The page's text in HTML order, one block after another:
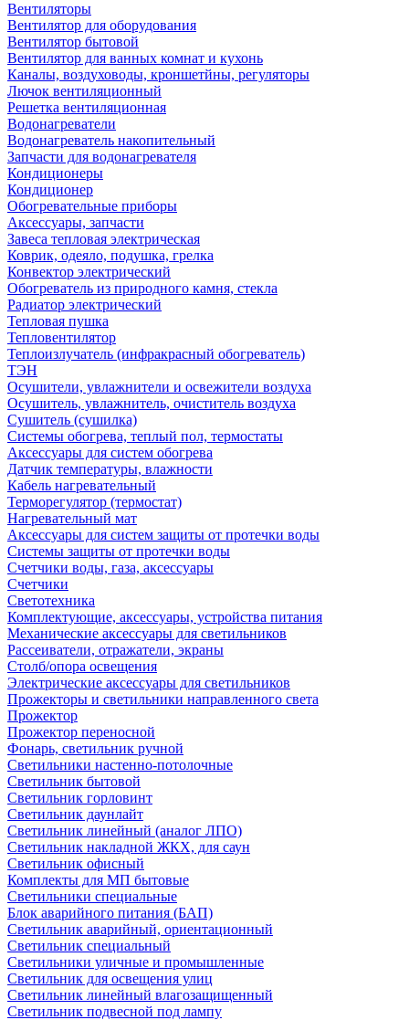
Вентиляторы
Вентилятор для оборудования
Вентилятор бытовой
Вентилятор для ванных комнат и кухонь
Каналы, воздуховоды, кроншетйны, регуляторы
Лючок вентиляционный
Решетка вентиляционная
Водонагреватели
Водонагреватель накопительный
Запчасти для водонагревателя
Кондиционеры
Кондиционер
Обогревательные приборы
Аксессуары, запчасти
Завеса тепловая электрическая
Коврик, одеяло, подушка, грелка
Конвектор электрический
Обогреватель из природного камня, стекла
Радиатор электрический
Тепловая пушка
Тепловентилятор
Теплоизлучатель (инфракрасный обогреватель)
ТЭН
Осушители, увлажнители и освежители воздуха
Осушитель, увлажнитель, очиститель воздуха
Сушитель (сушилка)
Системы обогрева, теплый пол, термостаты
Аксессуары для систем обогрева
Датчик температуры, влажности
Кабель нагревательный
Терморегулятор (термостат)
Нагревательный мат
Аксессуары для систем защиты от протечки воды
Системы защиты от протечки воды
Счетчики воды, газа, аксессуары
Счетчики
Светотехника
Комплектующие, аксессуары, устройства питания
Механические аксессуары для светильников
Рассеиватели, отражатели, экраны
Столб/опора освещения
Электрические аксессуары для светильников
Прожекторы и светильники направленного света
Прожектор
Прожектор переносной
Фонарь, светильник ручной
Светильники настенно-потолочные
Светильник бытовой
Светильник горловинт
Светильник даунлайт
Светильник линейный (аналог ЛПО)
Светильник накладной ЖКХ, для саун
Светильник офисный
Комплекты для МП бытовые
Светильники специальные
Блок аварийного питания (БАП)
Светильник аварийный, ориентационный
Светильник специальный
Светильники уличные и промышленные
Светильник для освещения улиц
Светильник линейный влагозащищенный
Светильник подвесной под лампу